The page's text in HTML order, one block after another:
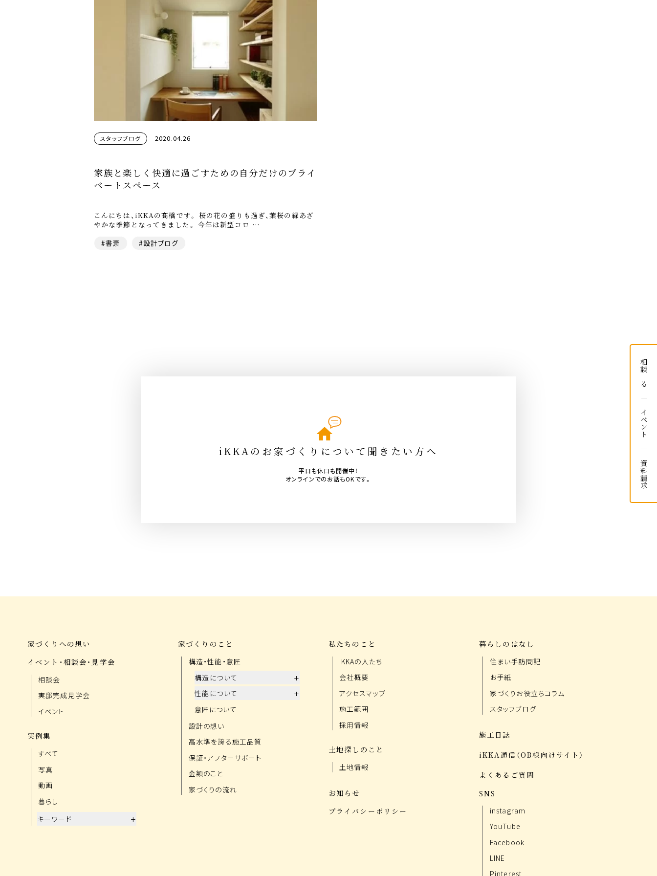
相談する
イベント
資料請求
スタッフブログ 2020.04.26
家族と楽しく快適に過ごすための自分だけのプライ
ベートスペース
こんにちは、iKKAの髙橋です。 桜の花の盛りも過ぎ、葉桜の緑あざ
やかな季節となってきました。 今年は新型コロ …
#書斎
#設計ブログ
iKKAのお家づくりについて聞きたい方へ
平日も休日も開催中！
オンラインでのお話もOKです。
家づくりへの想い
イベント・相談会・見学会
相談会
実邸完成見学会
イベント
実例集
すべて
写真
動画
暮らし
キーワード
+
家づくりのこと
構造・性能・意匠
構造について
+
性能について +
意匠について
設計の想い
高水準を誇る施工品質
保証・アフターサポート
金額のこと
家づくりの流れ
私たちのこと
iKKAの人たち
会社概要
アクセスマップ
施工範囲
採用情報
土地探しのこと
土地情報
お知らせ
プライバシーポリシー
暮らしのはなし
住まい手訪問記
お手紙
家づくりお役立ちコラム
スタッフブログ
施工日誌
iKKA通信（OB様向けサイト）
よくあるご質問
SNS
instagram
YouTube
Facebook
LINE
Pinterest